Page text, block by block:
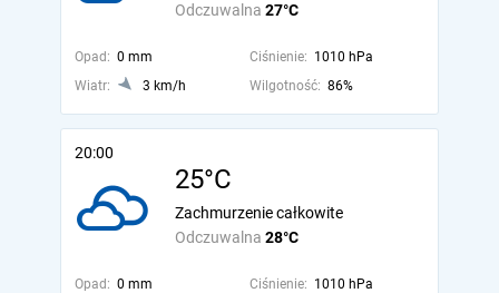
Odczuwalna 27°C
Opad: 0 mm Ciśnienie: 1010 hPa
Wiatr:
3 km/h Wilgotność: 86%
20:00
25°C
Odczuwalna 28°C
Zachmurzenie całkowite
Opad: 0 mm Ciśnienie: 1010 hPa